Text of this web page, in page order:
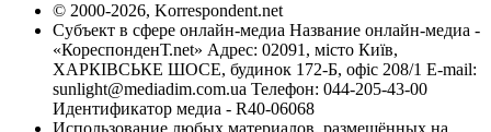
© 2000-2026, Korrespondent.net
Субъект в сфере онлайн-медиа Название онлайн-медиа -
«КореспонденТ.net» Адрес: 02091, місто Київ,
ХАРКІВСЬКЕ ШОСЕ, будинок 172-Б, офіс 208/1 E-mail:
sunlight@mediadim.com.ua Телефон: 044-205-43-00
Идентификатор медиа - R40-06068